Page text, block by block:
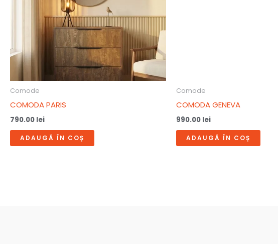
Comode
COMODA PARIS
790.00 lei
ADAUGĂ ÎN COȘ
Comode
COMODA GENEVA
990.00 lei
ADAUGĂ ÎN COȘ